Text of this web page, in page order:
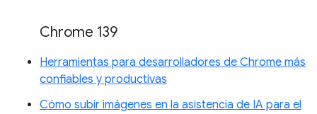
Chrome 139
Herramientas para desarrolladores de Chrome más
confiables y productivas
Cómo subir imágenes en la asistencia de IA para el